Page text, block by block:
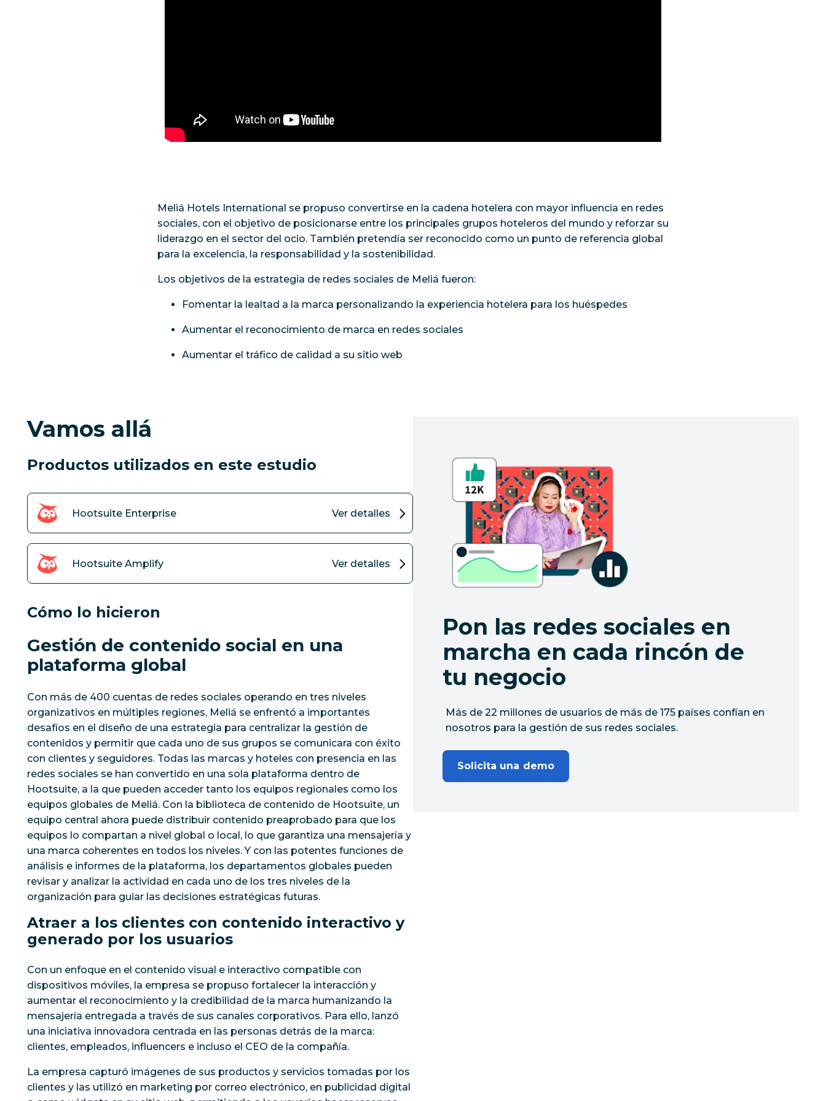
Meliá Hotels International se propuso convertirse en la cadena hotelera con mayor influencia en redes
sociales, con el objetivo de posicionarse entre los principales grupos hoteleros del mundo y reforzar su
liderazgo en el sector del ocio. También pretendía ser reconocido como un punto de referencia global
para la excelencia, la responsabilidad y la sostenibilidad.
Los objetivos de la estrategia de redes sociales de Meliá fueron:
Fomentar la lealtad a la marca personalizando la experiencia hotelera para los huéspedes
Aumentar el reconocimiento de marca en redes sociales
Aumentar el tráfico de calidad a su sitio web
Vamos allá
Productos utilizados en este estudio
Hootsuite Enterprise Ver detalles
Hootsuite Amplify Ver detalles
Cómo lo hicieron
Gestión de contenido social en una
plataforma global
Con más de 400 cuentas de redes sociales operando en tres niveles
organizativos en múltiples regiones, Meliá se enfrentó a importantes
desafíos en el diseño de una estrategia para centralizar la gestión de
contenidos y permitir que cada uno de sus grupos se comunicara con éxito
con clientes y seguidores. Todas las marcas y hoteles con presencia en las
redes sociales se han convertido en una sola plataforma dentro de
Hootsuite, a la que pueden acceder tanto los equipos regionales como los
equipos globales de Meliá. Con la biblioteca de contenido de Hootsuite, un
equipo central ahora puede distribuir contenido preaprobado para que los
equipos lo compartan a nivel global o local, lo que garantiza una mensajería y
una marca coherentes en todos los niveles. Y con las potentes funciones de
análisis e informes de la plataforma, los departamentos globales pueden
revisar y analizar la actividad en cada uno de los tres niveles de la
organización para guiar las decisiones estratégicas futuras.
Atraer a los clientes con contenido interactivo y
generado por los usuarios
Con un enfoque en el contenido visual e interactivo compatible con
dispositivos móviles, la empresa se propuso fortalecer la interacción y
aumentar el reconocimiento y la credibilidad de la marca humanizando la
mensajería entregada a través de sus canales corporativos. Para ello, lanzó
una iniciativa innovadora centrada en las personas detrás de la marca:
clientes, empleados, influencers e incluso el CEO de la compañía.
La empresa capturó imágenes de sus productos y servicios tomadas por los
clientes y las utilizó en marketing por correo electrónico, en publicidad digital
Pon las redes sociales en
marcha en cada rincón de
tu negocio
Más de 22 millones de usuarios de más de 175 países confían en
nosotros para la gestión de sus redes sociales.
Solicita una demo